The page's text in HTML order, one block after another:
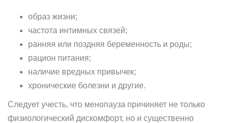
образ жизни;
частота интимных связей;
ранняя или поздняя беременность и роды;
рацион питания;
наличие вредных привычек;
хронические болезни и другие.
Следует учесть, что менопауза причиняет не только
физиологический дискомфорт, но и существенно